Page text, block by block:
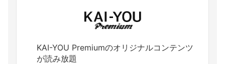
KAI-YOU Premiumのオリジナルコンテンツ
が読み放題